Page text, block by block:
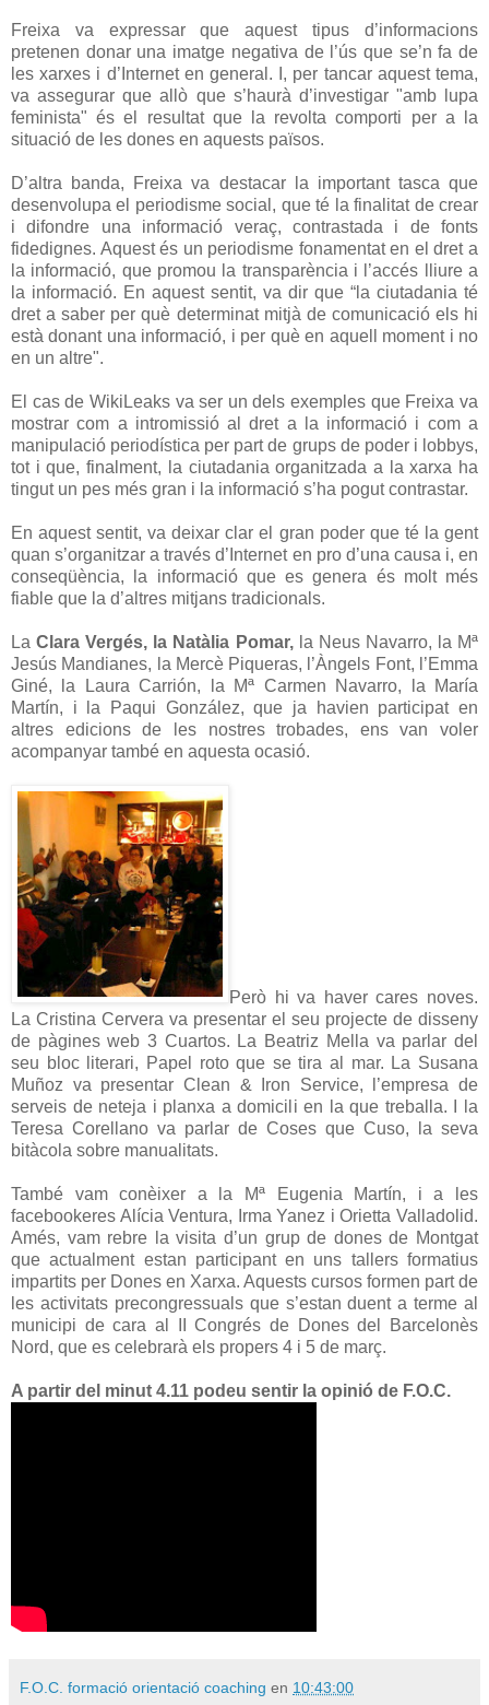
Freixa va expressar que aquest tipus d’informacions
pretenen donar una imatge negativa de l’ús que se’n fa de
les xarxes i d’Internet en general. I, per tancar aquest tema,
va assegurar que allò que s’haurà d’investigar "amb lupa
feminista" és el resultat que la revolta comporti per a la
situació de les dones en aquests països.
D’altra banda, Freixa va destacar la important tasca que
desenvolupa el periodisme social, que té la finalitat de crear
i difondre una informació veraç, contrastada i de fonts
fidedignes. Aquest és un periodisme fonamentat en el dret a
la informació, que promou la transparència i l’accés lliure a
la informació. En aquest sentit, va dir que “la ciutadania té
dret a saber per què determinat mitjà de comunicació els hi
està donant una informació, i per què en aquell moment i no
en un altre".
El cas de WikiLeaks va ser un dels exemples que Freixa va
mostrar com a intromissió al dret a la informació i com a
manipulació periodística per part de grups de poder i lobbys,
tot i que, finalment, la ciutadania organitzada a la xarxa ha
tingut un pes més gran i la informació s’ha pogut contrastar.
En aquest sentit, va deixar clar el gran poder que té la gent
quan s’organitzar a través d’Internet en pro d’una causa i, en
conseqüència, la informació que es genera és molt més
fiable que la d’altres mitjans tradicionals.
LaClara Vergés, la Natàlia Pomar,la Neus Navarro, la Mª
Jesús Mandianes, la Mercè Piqueras, l’Àngels Font, l’Emma
Giné, la Laura Carrión, la Mª Carmen Navarro, la María
Martín, i la Paqui González, que ja havien participat en
altres edicions de les nostres trobades, ens van voler
acompanyar també en aquesta ocasió.
Però hi va haver cares noves.
La Cristina Cervera va presentar el seu projecte de disseny
de pàgines web 3 Cuartos. La Beatriz Mella va parlar del
seu bloc literari, Papel roto que se tira al mar. La Susana
Muñoz va presentar Clean & Iron Service, l’empresa de
serveis de neteja i planxa a domicili en la que treballa. I la
Teresa Corellano va parlar de Coses que Cuso, la seva
bitàcola sobre manualitats.
També vam conèixer a la Mª Eugenia Martín, i a les
facebookeres Alícia Ventura, Irma Yanez i Orietta Valladolid.
Amés, vam rebre la visita d’un grup de dones de Montgat
que actualment estan participant en uns tallers formatius
impartits per Dones en Xarxa. Aquests cursos formen part de
les activitats precongressuals que s’estan duent a terme al
municipi de cara al II Congrés de Dones del Barcelonès
Nord, que es celebrarà els propers 4 i 5 de març.
A partir del minut 4.11 podeu sentir la opinió de F.O.C.
F.O.C. formació orientació coaching en 10:43:00